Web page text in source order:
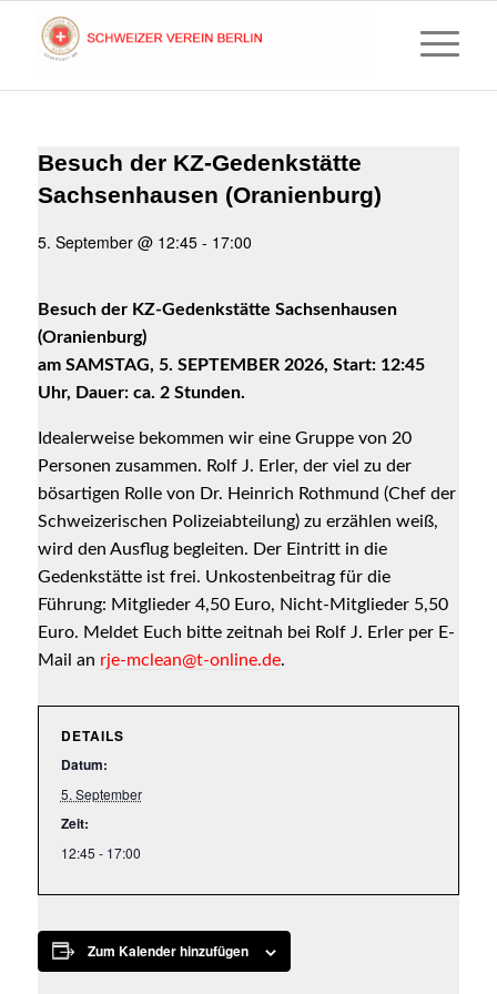
Besuch der KZ-Gedenkstätte
Sachsenhausen (Oranienburg)
5. September @ 12:45- 17:00
Besuch der KZ-Gedenkstätte Sachsenhausen
(Oranienburg)
am SAMSTAG, 5. SEPTEMBER 2026, Start: 12:45
Uhr, Dauer: ca. 2 Stunden.
Idealerweise bekommen wir eine Gruppe von 20
Personen zusammen. Rolf J. Erler, der viel zu der
bösartigen Rolle von Dr. Heinrich Rothmund (Chef der
Schweizerischen Polizeiabteilung) zu erzählen weiß,
wird den Ausflug begleiten. Der Eintritt in die
Gedenkstätte ist frei. Unkostenbeitrag für die
Führung: Mitglieder 4,50 Euro, Nicht-Mitglieder 5,50
Euro. Meldet Euch bitte zeitnah bei Rolf J. Erler per E-
Mail an rje-mclean@t-online.de.
DETAILS
Datum:
5. September
Zeit:
12:45 - 17:00
Zum Kalender hinzufügen
Wir
Cookies
und
Web-
Dienste,
Maps
auf
unserer
Website.
Notwendig
Diese
Cookies sind
essenziell für
den Betrieb
der Seite.
Webdienste
einer
Ablehnung
nicht mehr alle
Funktionalitäten
Verfügung